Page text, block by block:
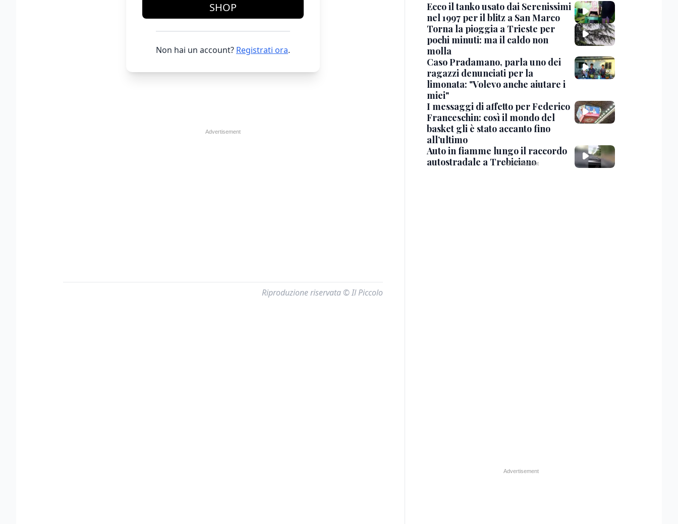
SHOP
Non hai un account? Registrati ora.
Riproduzione riservata © Il Piccolo
Ecco il tanko usato dai Serenissimi
nel 1997 per il blitz a San Marco
Torna la pioggia a Trieste per
pochi minuti: ma il caldo non
molla
Caso Pradamano, parla uno dei
ragazzi denunciati per la
limonata: "Volevo anche aiutare i
miei"
I messaggi di affetto per Federico
Franceschin: così il mondo del
basket gli è stato accanto fino
all’ultimo
Auto in fiamme lungo il raccordo
autostradale a Trebiciano